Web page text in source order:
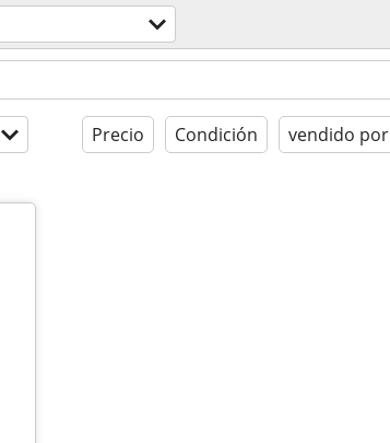
Precio Condición vendido por